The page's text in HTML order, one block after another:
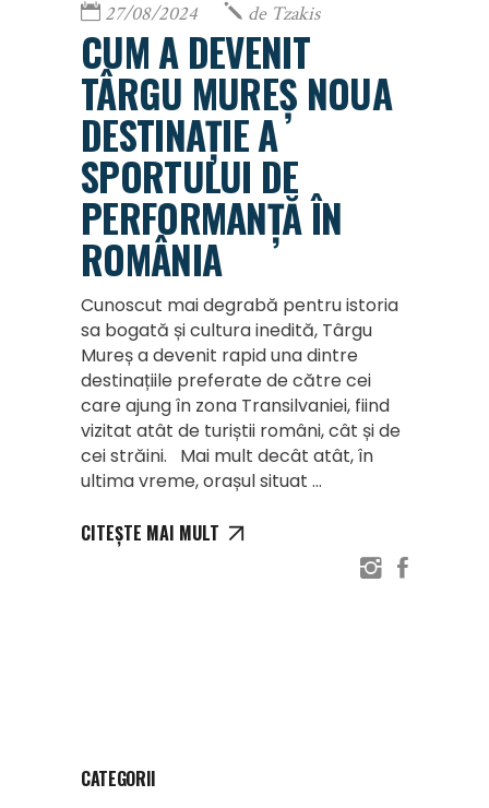
27/08/2024 de Tzakis
CUM A DEVENIT
TÂRGU MUREȘ NOUA
DESTINAȚIE A
SPORTULUI DE
PERFORMANȚĂ ÎN
ROMÂNIA
Cunoscut mai degrabă pentru istoria
sa bogată și cultura inedită, Târgu
Mureș a devenit rapid una dintre
destinațiile preferate de către cei
care ajung în zona Transilvaniei, fiind
vizitat atât de turiștii români, cât și de
cei străini. Mai mult decât atât, în
ultima vreme, orașul situat
CITEȘTE MAI MULT
CATEGORII